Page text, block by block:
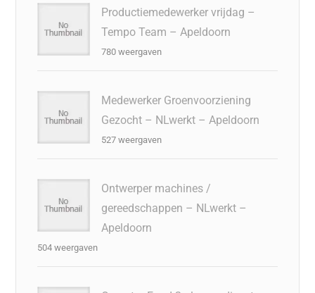
Productiemedewerker vrijdag –
Tempo Team – Apeldoorn
780 weergaven
Medewerker Groenvoorziening
Gezocht – NLwerkt – Apeldoorn
527 weergaven
Ontwerper machines /
gereedschappen – NLwerkt –
Apeldoorn
504 weergaven